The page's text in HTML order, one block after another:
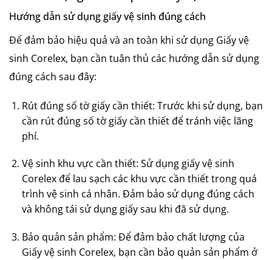
Hướng dẫn sử dụng giấy vệ sinh đúng cách
Để đảm bảo hiệu quả và an toàn khi sử dụng Giấy vệ
sinh Corelex, bạn cần tuân thủ các hướng dẫn sử dụng
đúng cách sau đây:
Rút đúng số tờ giấy cần thiết: Trước khi sử dụng, bạn
cần rút đúng số tờ giấy cần thiết để tránh việc lãng
phí.
Vệ sinh khu vực cần thiết: Sử dụng giấy vệ sinh
Corelex để lau sạch các khu vực cần thiết trong quá
trình vệ sinh cá nhân. Đảm bảo sử dụng đúng cách
và không tái sử dụng giấy sau khi đã sử dụng.
Bảo quản sản phẩm: Để đảm bảo chất lượng của
Giấy vệ sinh Corelex, bạn cần bảo quản sản phẩm ở